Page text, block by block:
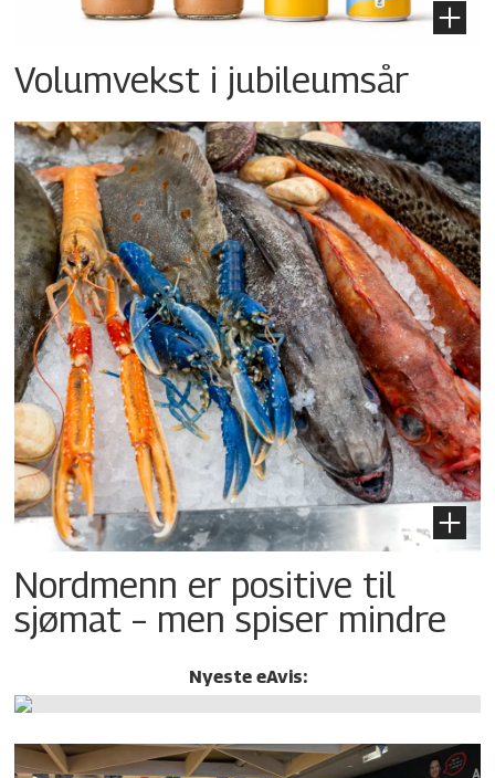
Volumvekst i jubileumsår
Nordmenn er positive til
sjømat – men spiser mindre
Nyeste eAvis: